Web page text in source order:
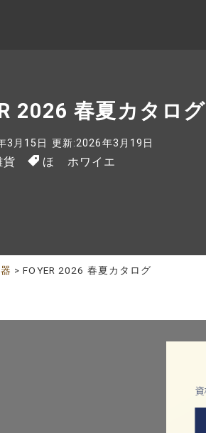
2026 春夏カタログ
3月15日 更新:2026年3月19日
貨 ほ ホワイエ
>FOYER 2026 春夏カタログ